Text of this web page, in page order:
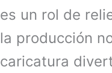
es un rol de
la producción
caricatura